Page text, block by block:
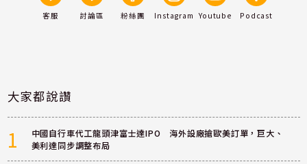
客服 討論區 粉絲團 Instagram Youtube Podcast
大家都說讚
1
中國自行車代工龍頭津富士達IPO 海外設廠搶歐美訂單，巨大、
美利達同步調整布局